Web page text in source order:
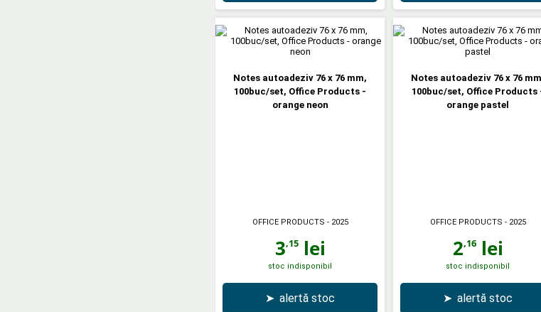
Notes autoadeziv 76 x 76 mm,
100buc/set, Office Products -
orange neon
OFFICE PRODUCTS - 2025
3,15lei
stoc indisponibil
➤ alertă stoc
Notes autoadeziv 76 x 76
100buc/set, Office Products
orange pastel
OFFICE PRODUCTS - 2025
2,16lei
stoc indisponibil
➤ alertă stoc